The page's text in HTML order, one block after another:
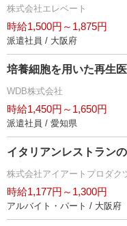
株式会社エレベート
時給1,500円～1,875円
派遣社員 / 大阪府
培養細胞を用いた再生
WDB株式会社
時給1,450円～1,650円
派遣社員 / 愛知県
イタリアンレストラン
株式会社アイアートプロダク
時給1,177円～1,300円
アルバイト・パート / 大阪府